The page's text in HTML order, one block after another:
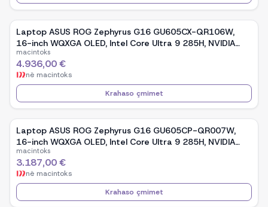
Laptop ASUS ROG Zephyrus G16 GU605CX-QR106W,
16-inch WQXGA OLED, Intel Core Ultra 9 285H, NVIDIA
GeForce RTX 5090, 32GB RAM, 2TB SSD, Windows 11 -
Black
macintoks
4.936,00 €
në macintoks
Krahaso çmimet
Laptop ASUS ROG Zephyrus G16 GU605CP-QR007W,
16-inch WQXGA OLED, Intel Core Ultra 9 285H, NVIDIA
GeForce RTX 5070, 32GB RAM, 1TB SSD, Windows 11 -
Black
macintoks
3.187,00 €
në macintoks
Krahaso çmimet